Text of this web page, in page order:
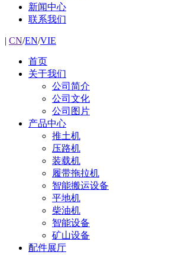
新闻中心
联系我们
| CN/EN/VIE
首页
关于我们
公司简介
公司文化
公司图片
产品中心
推土机
压路机
装载机
履带拖拉机
智能搬运设备
平地机
柴油机
智能设备
矿山设备
配件展厅